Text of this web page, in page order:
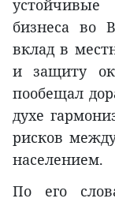
бизнеса во
вклад в
и защиту
пообещал
духе
рисков
населением.
По его